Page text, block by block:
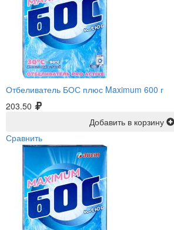
Отбеливатель БОС плюс Maximum 600 г
203.50
Добавить в корзину
Сравнить